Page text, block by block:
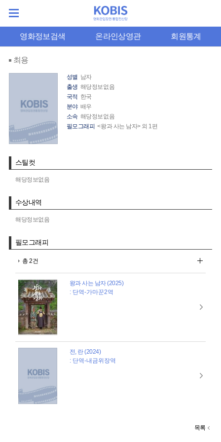
영화정보검색 온라인상영관 회원통계
최용
성별 남자
출생 해당정보없음
국적 한국
분야 배우
소속 해당정보없음
필모그래피 <왕과 사는 남자> 외 1편
스틸컷
해당정보없음
수상내역
해당정보없음
필모그래피
총 2건
왕과 사는 남자 (2025)
: 단역-가마꾼2역
전, 란 (2024)
: 단역-내금위장역
목록